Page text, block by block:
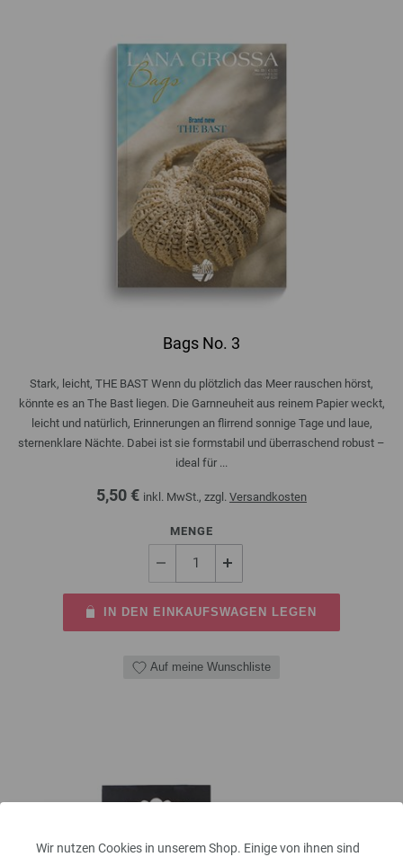
Wir nutzen Cookies in unserem Shop. Einige von ihnen sind
Bags No. 3
Stark, leicht, THE BAST Wenn du plötzlich das Meer rauschen hörst,
könnte es an The Bast liegen. Die Garnneuheit aus reinem Papier weckt,
leicht und natürlich, Erinnerungen an flirrend sonnige Tage und laue,
sternenklare Nächte. Dabei ist sie formstabil und überraschend robust –
ideal für ...
5,50 € inkl. MwSt., zzgl. Versandkosten
MENGE
IN DEN EINKAUFSWAGEN LEGEN
Auf meine Wunschliste